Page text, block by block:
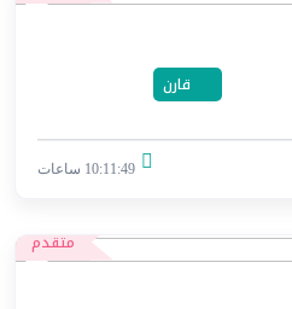
قارن
10:11:49 ساعات
متقدم